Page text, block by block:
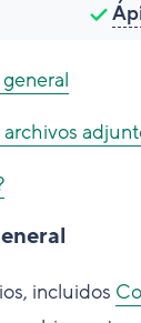
archivos
incluidos